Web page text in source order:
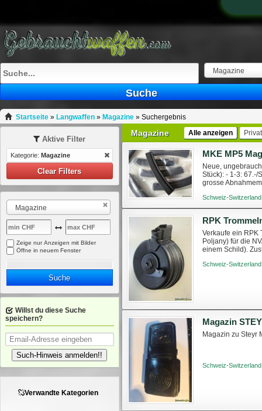
Magazine
Suche
Startseite» Langwaffen» Magazine» Suchergebnis
Magazine Alle anzeigen
Neue,
Stück): - 1-3: 67.-/
grosse
Schweiz-
RPK
Verkaufe ein RPK
Poljany) für die
einem Schild).
Schweiz-
Magazin zu Steyr
Schweiz-
Aktive Filter
Kategorie: Magazine
Clear Filters
Magazine
Zeige nur Anzeigen mit Bilder
Öffne in neuem Fenster
Suche
Willst du diese Suche
speichern?
Such-Hinweis anmelden!!
Verwandte Kategorien